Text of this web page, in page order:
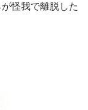
怪我で離脱した